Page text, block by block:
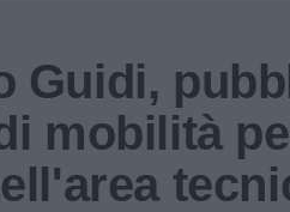
Guidi,
mobilità